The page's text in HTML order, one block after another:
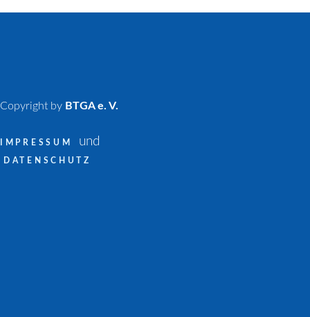
Copyright by BTGA e. V.
IMPRESSUM und
DATENSCHUTZ